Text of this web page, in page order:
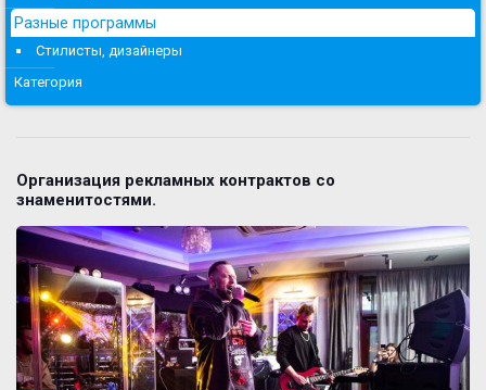
Разные программы
Стилисты, дизайнеры
Категория
Организация рекламных контрактов со
знаменитостями.